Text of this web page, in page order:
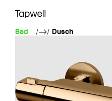
Bad Dusch